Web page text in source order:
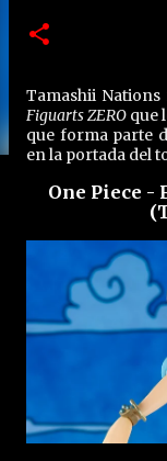
Tamashii
Figuarts ZERO que
que forma parte
en la portada del
One Piece -